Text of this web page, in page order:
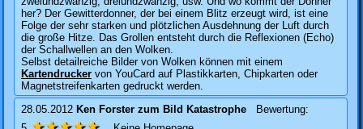
her? Der Gewitterdonner, der bei einem Blitz erzeugt wird, ist eine
Folge der sehr starken und plötzlichen Ausdehnung der Luft durch
die große Hitze. Das Grollen entsteht durch die Reflexionen (Echo)
der Schallwellen an den Wolken.
Selbst detailreiche Bilder von Wolken können mit einem
Kartendrucker von YouCard auf Plastikkarten, Chipkarten oder
Magnetstreifenkarten gedruckt werden.
28.05.2012 Ken Forster zum Bild Katastrophe Bewertung: